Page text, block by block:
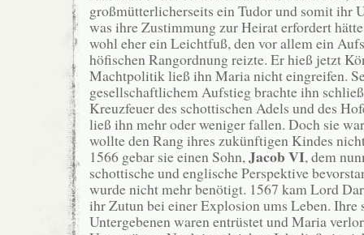
großmütterlicherseits ein Tudor und somit ihr
was ihre Zustimmung zur Heirat erfordert
wohl eher ein Leichtfuß, den vor allem ein
höfischen Rangordnung reizte. Er hieß jetzt
Machtpolitik ließ ihn Maria nicht eingreifen.
gesellschaftlichem Aufstieg brachte ihn
Kreuzfeuer des schottischen Adels und des
ließ ihn mehr oder weniger fallen. Doch sie
wollte den Rang ihres zukünftigen Kindes
1566 gebar sie einen Sohn,Jacob VI, dem
schottische und englische Perspektive
wurde nicht mehr benötigt. 1567 kam Lord
ihr Zutun bei einer Explosion ums Leben. Ihre
Untergebenen waren entrüstet und Maria